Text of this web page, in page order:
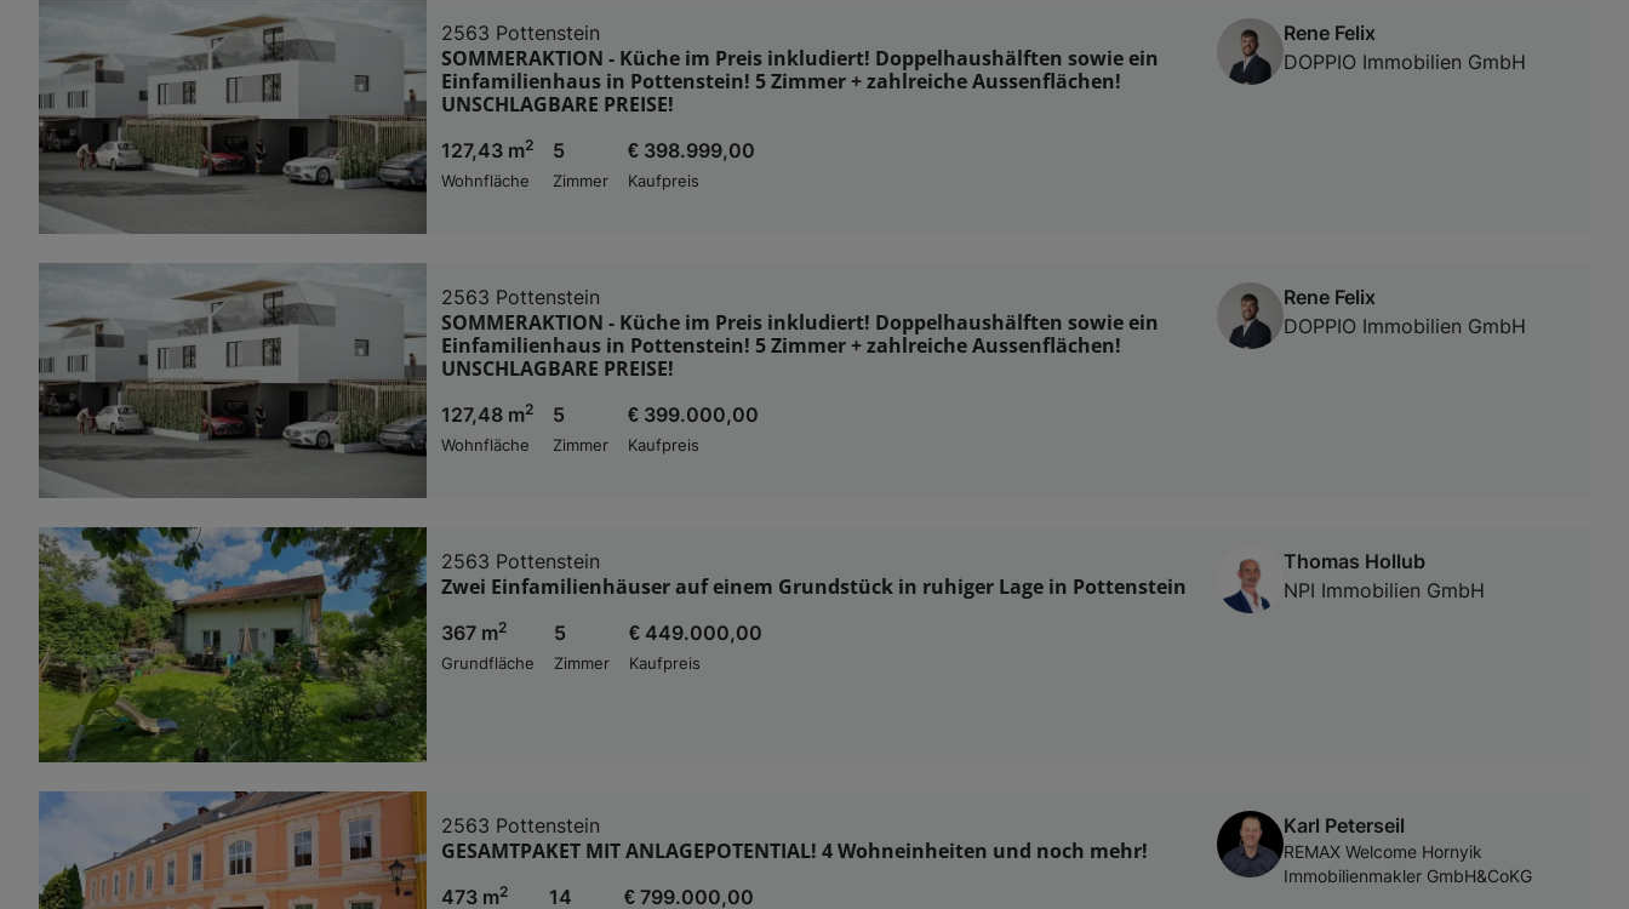
2563 Pottenstein
SOMMERAKTION - Küche im Preis inkludiert! Doppelhaushälften sowie ein
Einfamilienhaus in Pottenstein! 5 Zimmer + zahlreiche Aussenflächen!
UNSCHLAGBARE PREISE!
127,43 m2
Wohnfläche
5
Zimmer
€ 398.999,00
Kaufpreis
Rene Felix
DOPPIO Immobilien GmbH
2563 Pottenstein
SOMMERAKTION - Küche im Preis inkludiert! Doppelhaushälften sowie ein
Einfamilienhaus in Pottenstein! 5 Zimmer + zahlreiche Aussenflächen!
UNSCHLAGBARE PREISE!
127,48 m2
Wohnfläche
5
Zimmer
€ 399.000,00
Kaufpreis
Rene Felix
DOPPIO Immobilien GmbH
2563 Pottenstein
Zwei Einfamilienhäuser auf einem Grundstück in ruhiger Lage in Pottenstein
367 m2
Grundfläche
5
Zimmer
€ 449.000,00
Kaufpreis
Thomas Hollub
NPI Immobilien GmbH
2563 Pottenstein
GESAMTPAKET MIT ANLAGEPOTENTIAL! 4 Wohneinheiten und noch mehr!
473 m2 14 € 799.000,00
Karl Peterseil
REMAX Welcome Hornyik
Immobilienmakler GmbH&CoKG